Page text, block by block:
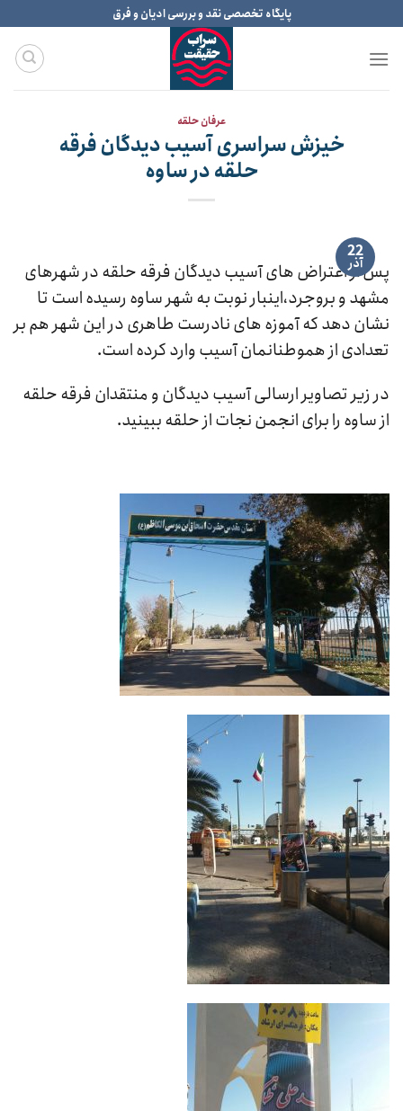
to
content
پایگاه تخصصی نقد و بررسی ادیان و فرق
عرفان حلقه
خیزش سراسری آسیب دیدگان فرقه
حلقه در ساوه
22
آذر
پس از اعتراض های آسیب دیدگان فرقه حلقه در شهرهای
مشهد و بروجرد،اینبار نوبت به شهر ساوه رسیده است تا
نشان دهد که آموزه های نادرست طاهری در این شهر هم بر
تعدادی از هموطنانمان آسیب وارد کرده است.
در زیر تصاویر ارسالی آسیب دیدگان و منتقدان فرقه حلقه
از ساوه را برای انجمن نجات از حلقه ببینید.